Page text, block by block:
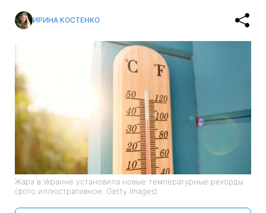
ИРИНА КОСТЕНКО
Жара в Украине установила новые температурные рекорды
(фото иллюстративное: Getty Images)